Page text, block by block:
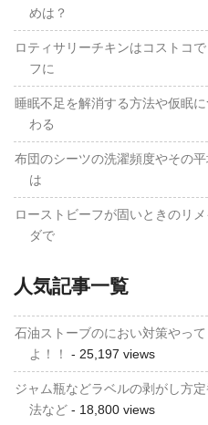
めは？
ロティサリーチキンはコストコ
フに
睡眠不足を解消する方法や仮眠
わる
布団のシーツの洗濯頻度やその
は
ローストビーフが固いときのリ
ダで
人気記事一覧
石油ストーブのにおい対策やっ
よ！！
- 25,197 views
ジャム瓶などラベルの剥がし方
法など- 18,800 views